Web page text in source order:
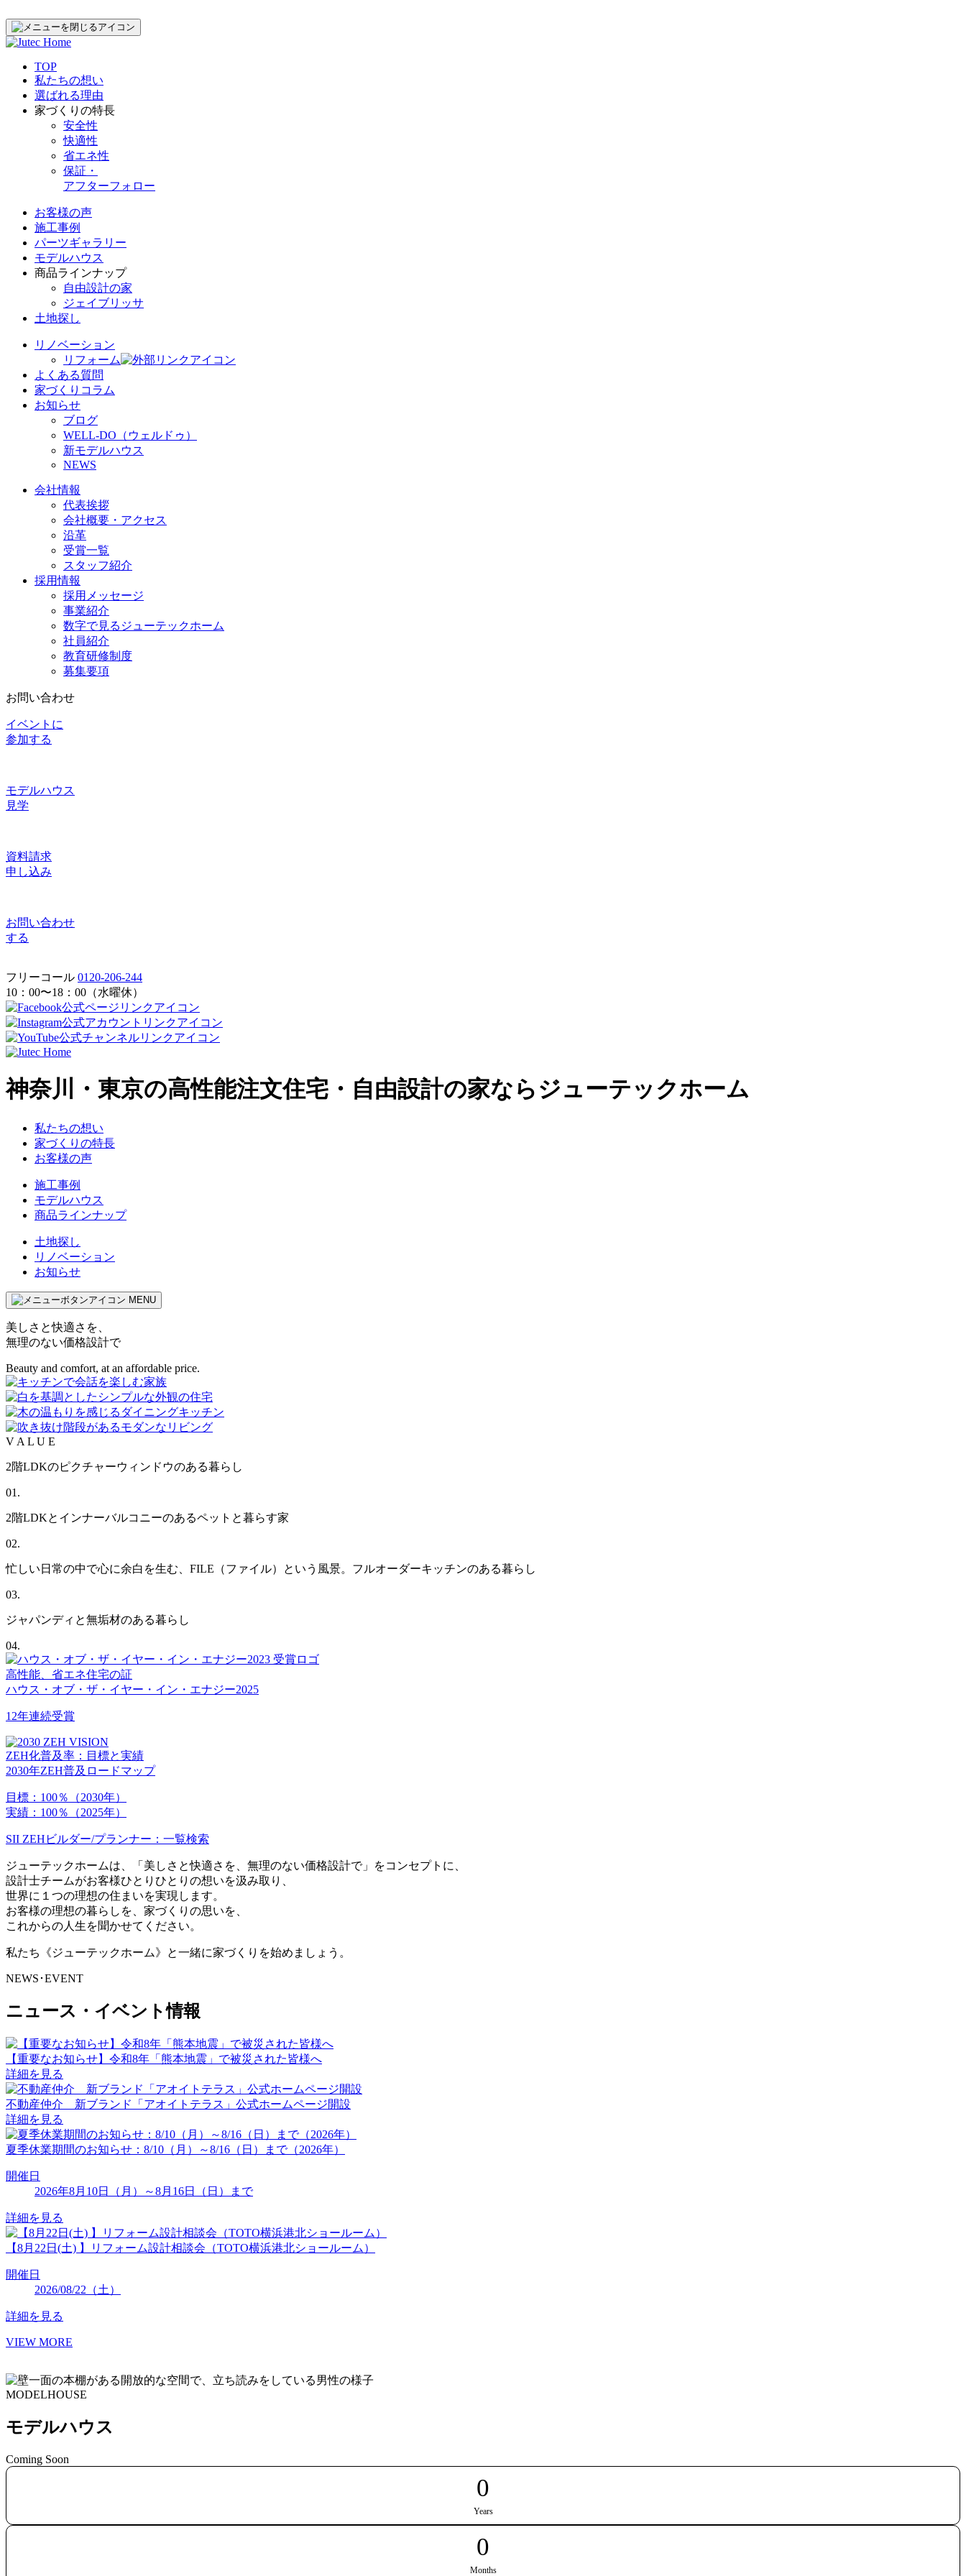
TOP
私たちの想い
選ばれる理由
家づくりの特長
安全性
快適性
省エネ性
保証・
アフターフォロー
お客様の声
施工事例
パーツギャラリー
モデルハウス
商品ラインナップ
自由設計の家
ジェイブリッサ
土地探し
リノベーション
リフォーム
よくある質問
家づくりコラム
お知らせ
ブログ
WELL-DO（ウェルドゥ）
新モデルハウス
NEWS
会社情報
代表挨拶
会社概要・アクセス
沿革
受賞一覧
スタッフ紹介
採用情報
採用メッセージ
事業紹介
数字で見るジューテックホーム
社員紹介
教育研修制度
募集要項
お問い合わせ
イベントに
参加する
モデルハウス
見学
資料請求
申し込み
お問い合わせ
する
フリーコール 0120-206-244
10：00〜18：00（水曜休）
神奈川・東京の高性能注文住宅・自由設計の家ならジューテックホーム
私たちの想い
家づくりの特長
お客様の声
施工事例
モデルハウス
商品ラインナップ
土地探し
リノベーション
お知らせ
MENU
美しさと快適さを、
無理のない価格設計で
Beauty and comfort, at an affordable price.
V A L U E
2階LDKのピクチャーウィンドウのある暮らし
01.
2階LDKとインナーバルコニーのあるペットと暮らす家
02.
忙しい日常の中で心に余白を生む、FILE（ファイル）という風景。フルオーダーキッチンのある暮らし
03.
ジャパンディと無垢材のある暮らし
04.
高性能、省エネ住宅の証
ハウス・オブ・ザ・イヤー・イン・エナジー2025
12年連続受賞
ZEH化普及率：目標と実績
2030年ZEH普及ロードマップ
目標： 100％
（2030年）
実績： 100％ （2025年）
SII ZEHビルダー/プランナー：一覧検索
ジューテックホームは、「美しさと快適さを、無理のない価格設計で」をコンセプトに、
設計士チームがお客様ひとりひとりの想いを汲み取り、
世界に１つの理想の住まいを実現します。
お客様の理想の暮らしを、家づくりの思いを、
これからの人生を聞かせてください。
私たち《ジューテックホーム》と一緒に家づくりを始めましょう。
NEWS･EVENT
ニュース・イベント情報
【重要なお知らせ】令和8年「熊本地震」で被災された皆様へ
詳細を見る
不動産仲介 新ブランド「アオイトテラス」公式ホームページ開設
詳細を見る
夏季休業期間のお知らせ：8/10（月）～8/16（日）まで（2026年）
開催日
2026年8月10日（月）～8月16日（日）まで
詳細を見る
【8月22日(土) 】リフォーム設計相談会（TOTO横浜港北ショールーム）
開催日
2026/08/22（土）
詳細を見る
VIEW MORE
MODELHOUSE
モデルハウス
Coming Soon
0
Years
0
Months